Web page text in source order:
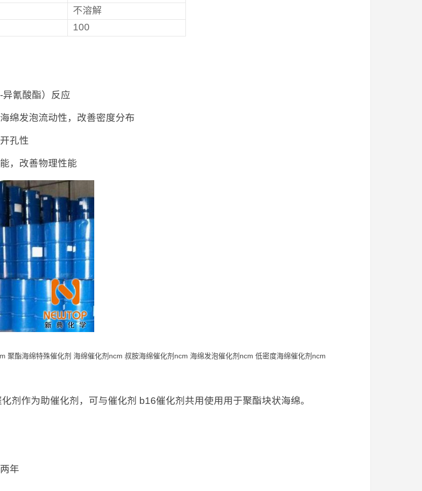
不溶解
100
氰酸酯）反应
绵发泡流动性，改善密度分布
孔性
，改善物理性能
聚酯海绵特殊催化剂 海绵催化剂ncm 叔胺海绵催化剂ncm 海绵发泡催化剂ncm 低密度海绵催化剂ncm
剂作为助催化剂，可与催化剂 b16催化剂共用使用用于聚酯块状海绵。
年